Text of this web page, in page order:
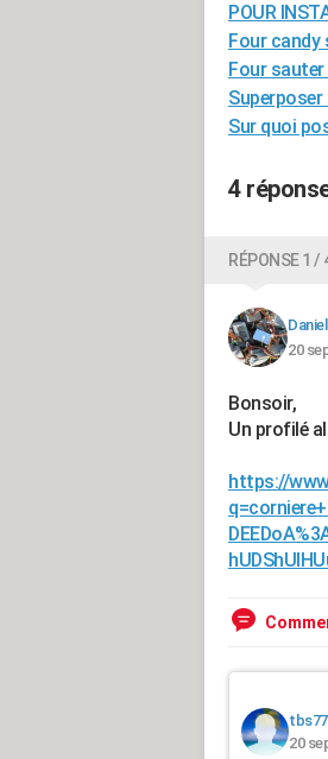
POUR
Four candy
Four sauter
Sur quoi
4
RÉPONSE 1 /
20
Bonsoir,
Un profilé
https://
tbs77
20